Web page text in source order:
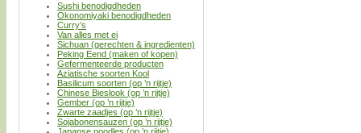
Sushi benodigdheden
Okonomiyaki benodigdheden
Curry’s
Van alles met ei
Sichuan (gerechten & ingredienten)
Peking Eend (maken of kopen)
Gefermenteerde producten
Aziatische soorten Kool
Basilicum soorten (op ’n rijtje)
Chinese Bieslook (op ’n rijtje)
Gember (op ’n rijtje)
Zwarte zaadjes (op ’n rijtje)
Sojabonensauzen (op ’n rijtje)